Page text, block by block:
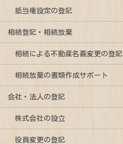
抵当権設定の登記
相続登記・相続放棄
相続による不動産名義変更の登記
相続放棄の書類作成サポート
会社・法人の登記
株式会社の設立
役員変更の登記